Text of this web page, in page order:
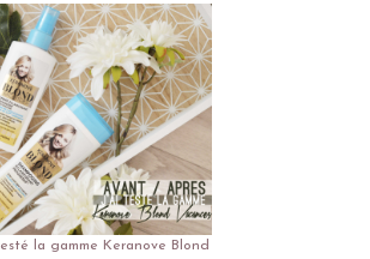
la gamme Keranove Blond